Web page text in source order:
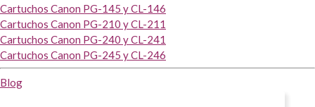
Cartuchos Canon PG-145 y CL-146
Cartuchos Canon PG-210 y CL-211
Cartuchos Canon PG-240 y CL-241
Cartuchos Canon PG-245 y CL-246
Blog